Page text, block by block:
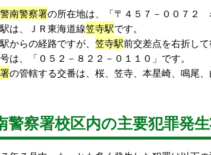
南警察署の所在地は、「〒４５７－００７２
は、ＪＲ東海道線笠寺駅です。
からの経路ですが、 笠寺駅前交差点を右折し
は、「０５２－８２２－０１１０」です。
の管轄する交番は、桜、笠寺、本星崎、鳴尾
警察署校区内の主要犯罪発